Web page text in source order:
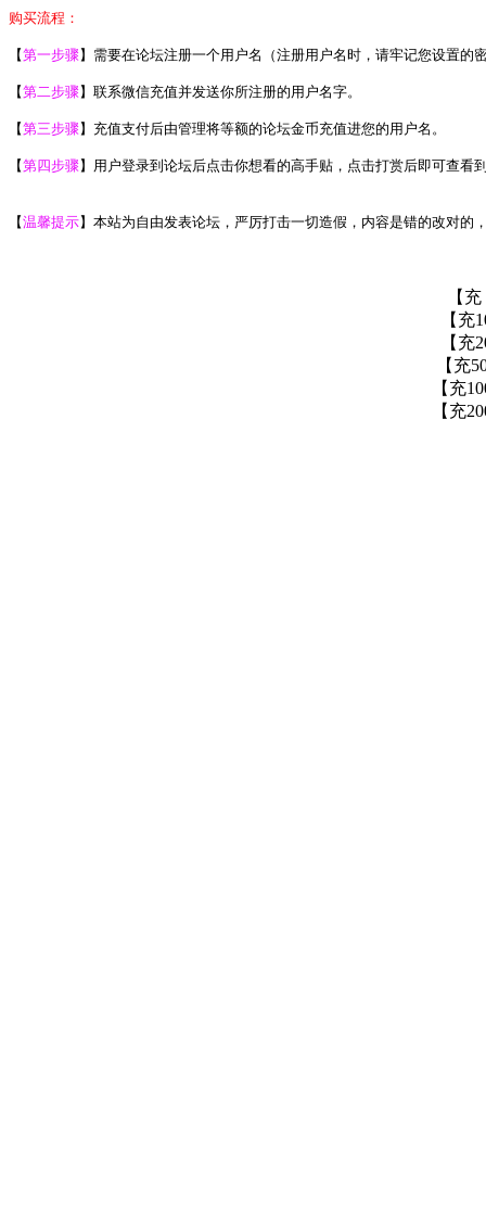
购买流程：
【第一步骤】需要在论坛注册一个用户名（注册用户名时，请牢记您设置的
【第二步骤】联系微信充值并发送你所注册的用户名字。
【第三步骤】充值支付后由管理将等额的论坛金币充值进您的用户名。
【第四步骤】用户登录到论坛后点击你想看的高手贴，点击打赏后即可查看
【温馨提示】本站为自由发表论坛，严厉打击一切造假，内容是错的改对的
【
【充
【充
【充
【充
【充